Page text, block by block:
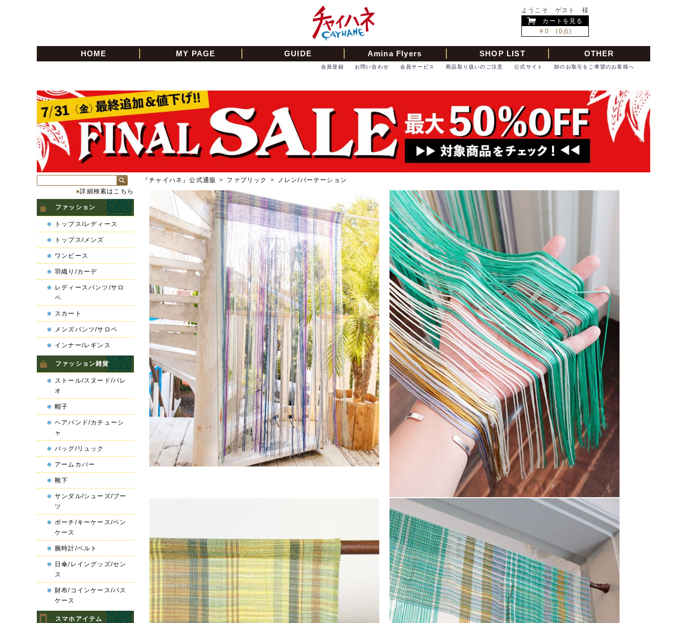
ようこそ ゲスト 様
カートを見る
￥0 (0点)
HOME MY PAGE GUIDE Amina Flyers SHOP LIST OTHER
卸のお取引をご希望のお客様へ
公式サイト
商品取り扱いのご注意
会員サービス
お問い合わせ
会員登録
『チャイハネ』公式通販 > ファブリック > ノレン/パーテーション
詳細検索はこちら
ファッション
トップス/レディース
トップス/メンズ
ワンピース
羽織り/カーデ
レディースパンツ/サロ
ペ
スカート
メンズパンツ/サロペ
インナー/レギンス
ファッション雑貨
ストール/スヌード/パレ
オ
帽子
ヘアバンド/カチューシ
ャ
バッグ/リュック
アームカバー
靴下
サンダル/シューズ/ブー
ツ
ポーチ/キーケース/ペン
ケース
腕時計/ベルト
日傘/レイングッズ/セン
ス
財布/コインケース/パス
ケース
スマホアイテム